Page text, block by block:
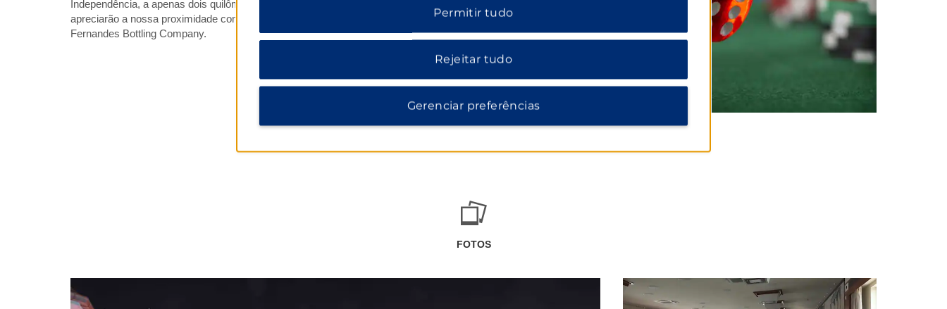
Independência, a apenas dois quilômetros de distância. Os viajantes a negócios
apreciarão a nossa proximidade com os escritórios da Yokohama Trading e da
Fernandes Bottling Company.
FOTOS
Permitir tudo
Rejeitar tudo
Gerenciar preferências